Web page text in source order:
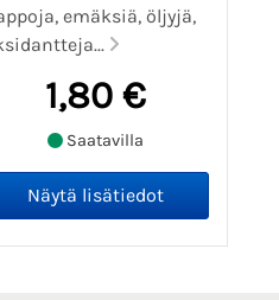
emäksiä, öljyjä,
1,80 €
Saatavilla